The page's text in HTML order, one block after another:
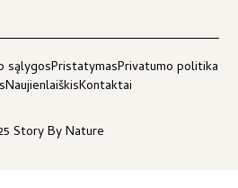
Story By Nature
sąlygosPristatymasPrivatumo politika
NaujienlaiškisKontaktai